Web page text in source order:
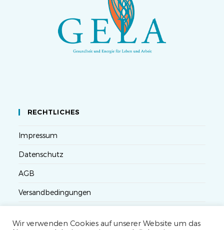
RECHTLICHES
Impressum
Datenschutz
AGB
Versandbedingungen
Wir verwenden Cookies auf unserer Website um das